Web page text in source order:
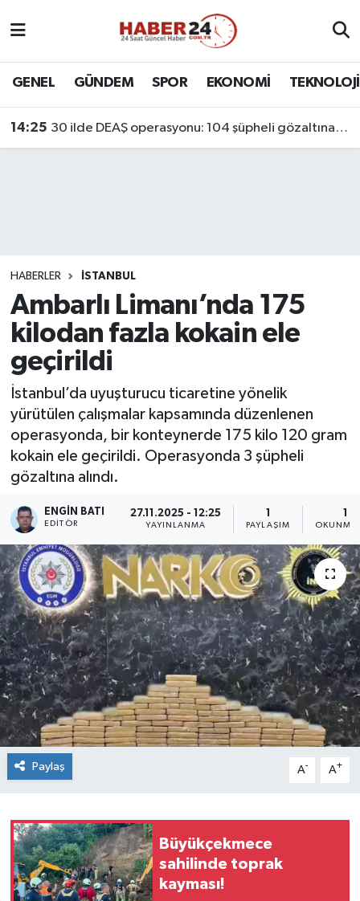
GENEL GÜNDEM SPOR EKONOMİ TEKNOLOJİ
14:25 30 ilde DEAŞ operasyonu: 104 şüpheli gözaltına alındı
HABERLER İSTANBUL
Ambarlı Limanı’nda 175
kilodan fazla kokain ele
geçirildi
İstanbul’da uyuşturucu ticaretine yönelik
yürütülen çalışmalar kapsamında düzenlenen
operasyonda, bir konteynerde 175 kilo 120 gram
kokain ele geçirildi. Operasyonda 3 şüpheli
gözaltına alındı.
ENGIN BATI
EDITÖR
27.11.2025 - 12:25
YAYINLANMA PAYLAŞIM OKUNMA
Paylaş A- A+
Büyükçekmece
sahilinde toprak
kayması!
Nöbetçi Eczaneler
Son Dakika Haberleri
Haber Arşivi